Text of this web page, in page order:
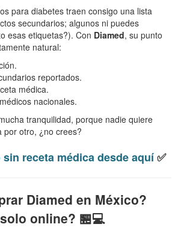
para diabetes traen consigo una lista
secundarios; algunos ni puedes
esas etiquetas?). Con Diamed, su punto
natural:
reportados.
médica.
nacionales.
tranquilidad, porque nadie quiere
por otro, ¿no crees?
receta médica desde aquí✅
Diamed en México?
online? 🏪💻